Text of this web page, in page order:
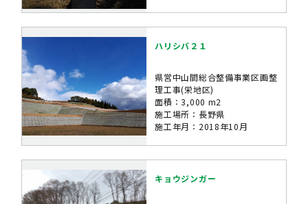
ハリシバ２１
県営中山間総合整備事業区画整
理工事(栄地区)
面積：3,000 m2
施工場所：長野県
施工年月：2018年10月
キョウジンガー